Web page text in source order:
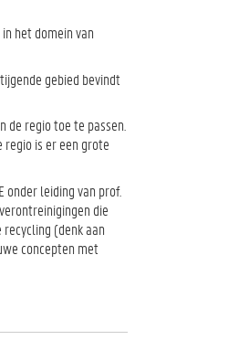
het domein van
gebied bevindt
regio toe te passen.
is er een grote
onder leiding van prof.
die
(denk aan
concepten met